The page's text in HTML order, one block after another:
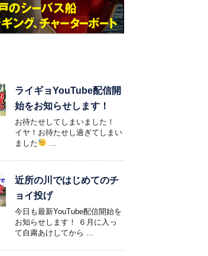
ライギョYouTube配信開
始をお知らせします！
お待たせしてしまいました！
イヤ！お待たせし過ぎてしまい
ました
...
近所の川ではじめてのチ
ョイ投げ
今日も最新YouTube配信開始を
お知らせします！ ６月に入っ
て自粛あけしてから ...